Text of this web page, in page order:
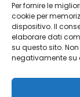
Per fornire le
cookie per
dispositivo. Il
elaborare dati
su questo sito.
negativamente su
Cookie Policy
Risorse